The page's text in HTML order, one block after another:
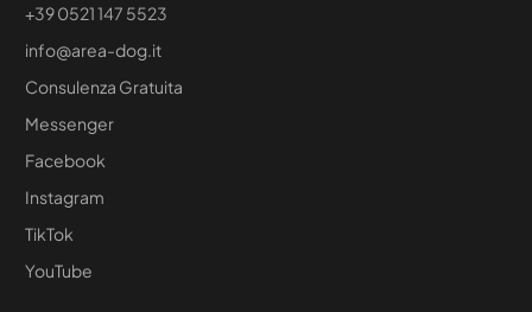
+39 0521 147 5523
info@area-dog.it
Consulenza Gratuita
Messenger
Facebook
Instagram
TikTok
YouTube